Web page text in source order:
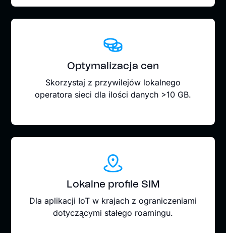
Optymalizacja cen
Skorzystaj z przywilejów lokalnego
operatora sieci dla ilości danych >10 GB.
Lokalne profile SIM
Dla aplikacji IoT w krajach z ograniczeniami
dotyczącymi stałego roamingu.